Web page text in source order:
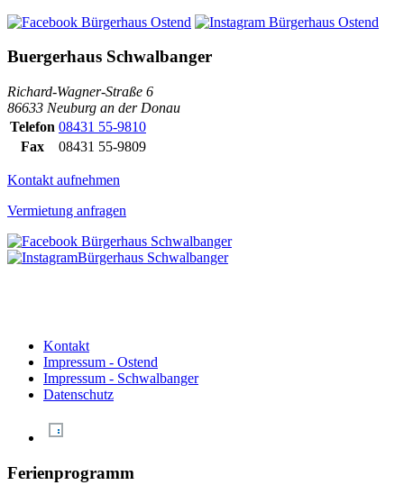
Buergerhaus Schwalbanger
Richard-Wagner-Straße 6
86633 Neuburg an der Donau
Telefon 08431 55-9810
Fax
08431 55-9809
Kontakt aufnehmen
Vermietung anfragen
Kontakt
Impressum - Ostend
Impressum - Schwalbanger
Datenschutz
Ferienprogramm